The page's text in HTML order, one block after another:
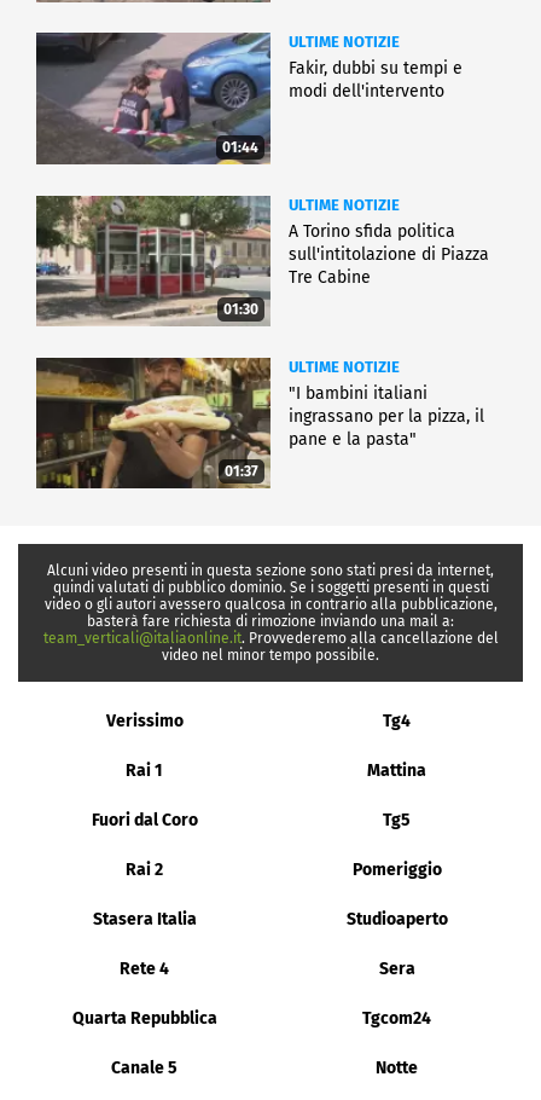
01:44
ULTIME NOTIZIE
Fakir, dubbi su tempi e
modi dell'intervento
01:30
ULTIME NOTIZIE
A Torino sfida politica
sull'intitolazione di Piazza
Tre Cabine
01:37
ULTIME NOTIZIE
"I bambini italiani
ingrassano per la pizza, il
pane e la pasta"
Alcuni video presenti in questa sezione sono stati presi da internet,
quindi valutati di pubblico dominio. Se i soggetti presenti in questi
video o gli autori avessero qualcosa in contrario alla pubblicazione,
basterà fare richiesta di rimozione inviando una mail a:
team_verticali@italiaonline.it. Provvederemo alla cancellazione del
video nel minor tempo possibile.
Verissimo Tg4
Rai 1 Mattina
Fuori dal Coro Tg5
Rai 2 Pomeriggio
Stasera Italia Studioaperto
Rete 4 Sera
Quarta Repubblica Tgcom24
Canale 5 Notte